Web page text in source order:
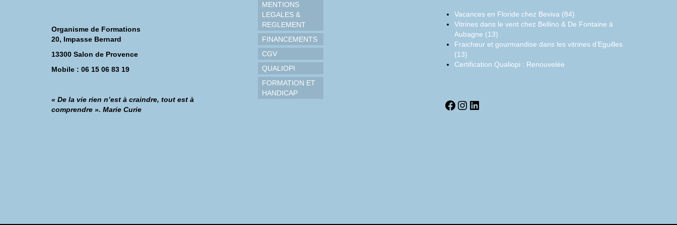
Organisme de Formations
20, Impasse Bernard
13300 Salon de Provence
Mobile : 06 15 06 83 19
« De la vie rien n’est à craindre, tout est à
comprendre ». Marie Curie
MENTIONS
LEGALES &
REGLEMENT
FINANCEMENTS
CGV
QUALIOPI
FORMATION ET
HANDICAP
Vacances en Floride chez Beviva (84)
Vitrines dans le vent chez Bellino & De Fontaine à
Aubagne (13)
Fraicheur et gourmandise dans les vitrines d’Eguilles
(13)
Certification Qualiopi : Renouvelée
Facebook
Instagram
LinkedIn